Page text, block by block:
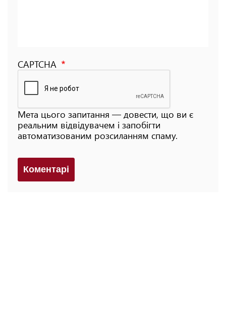
CAPTCHA
Мета цього запитання — довести, що ви є
реальним відвідувачем і запобігти
автоматизованим розсиланням спаму.
Коментарi